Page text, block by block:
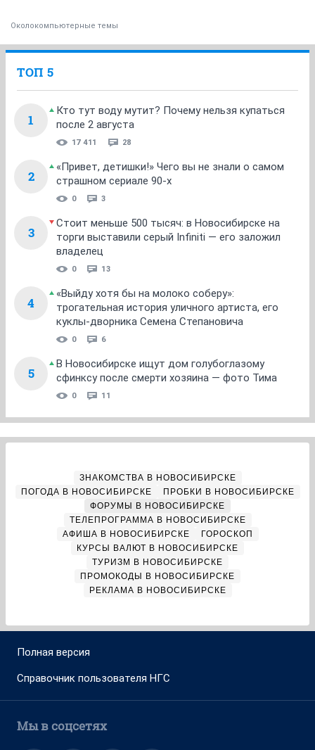
Околокомпьютерные темы
ТОП 5
1
Кто тут воду мутит? Почему нельзя купаться
после 2 августа
17 411 28
2
«Привет, детишки!» Чего вы не знали о самом
страшном сериале 90-х
0 3
3
Стоит меньше 500 тысяч: в Новосибирске на
торги выставили серый Infiniti — его заложил
владелец
0 13
4
«Выйду хотя бы на молоко соберу»:
трогательная история уличного артиста, его
куклы-дворника Семена Степановича
0 6
5
В Новосибирске ищут дом голубоглазому
сфинксу после смерти хозяина — фото Тима
0 11
ЗНАКОМСТВА В НОВОСИБИРСКЕ
ПОГОДА В НОВОСИБИРСКЕ
ПРОБКИ В НОВОСИБИРСКЕ
ФОРУМЫ В НОВОСИБИРСКЕ
ТЕЛЕПРОГРАММА В НОВОСИБИРСКЕ
АФИША В НОВОСИБИРСКЕ
ГОРОСКОП
КУРСЫ ВАЛЮТ В НОВОСИБИРСКЕ
ТУРИЗМ В НОВОСИБИРСКЕ
ПРОМОКОДЫ В НОВОСИБИРСКЕ
РЕКЛАМА В НОВОСИБИРСКЕ
Полная версия
Справочник пользователя НГС
Мы в соцсетях